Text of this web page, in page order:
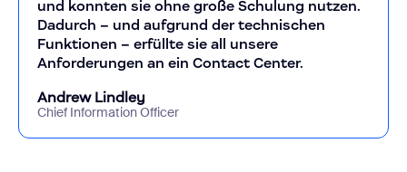
und konnten sie ohne große Schulung nutzen.
Dadurch – und aufgrund der technischen
Funktionen – erfüllte sie all unsere
Anforderungen an ein Contact Center.
Andrew Lindley
Chief Information Officer